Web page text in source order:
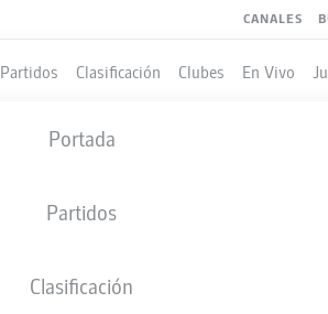
CANALES
Partidos Clasificación Clubes En Vivo
Portada
Partidos
Clasificación